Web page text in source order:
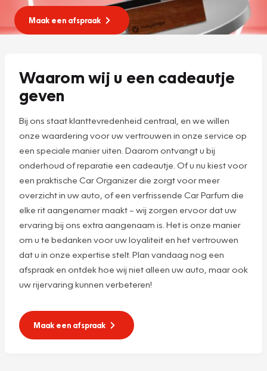
Maak een afspraak
Waarom wij u een cadeautje
geven
Bij ons staat klanttevredenheid centraal, en we willen
onze waardering voor uw vertrouwen in onze service op
een speciale manier uiten. Daarom ontvangt u bij
onderhoud of reparatie een cadeautje. Of u nu kiest voor
een praktische Car Organizer die zorgt voor meer
overzicht in uw auto, of een verfrissende Car Parfum die
elke rit aangenamer maakt – wij zorgen ervoor dat uw
ervaring bij ons extra aangenaam is. Het is onze manier
om u te bedanken voor uw loyaliteit en het vertrouwen
dat u in onze expertise stelt. Plan vandaag nog een
afspraak en ontdek hoe wij niet alleen uw auto, maar ook
uw rijervaring kunnen verbeteren!
Maak een afspraak